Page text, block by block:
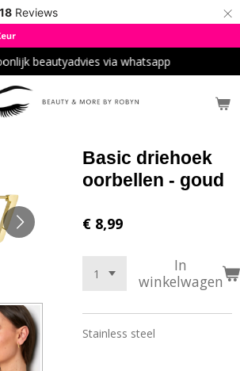
18 Reviews ×
beautyadvies via whatsapp
Basic driehoek
oorbellen - goud
€ 8,99
In
winkelwagen
Stainless steel